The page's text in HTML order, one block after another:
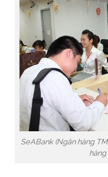
SeABank (Ngân hàng